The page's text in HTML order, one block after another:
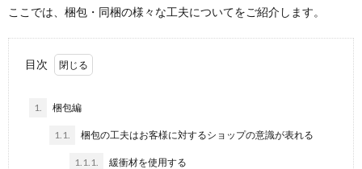
ここでは、梱包・同梱の様々な工夫についてをご紹介します。
目次
1. 梱包編
1.1. 梱包の工夫はお客様に対するショップの意識が表れる
1.1.1. 緩衝材を使用する